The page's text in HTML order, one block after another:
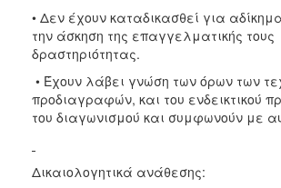
• Δεν έχουν καταδικασθεί για
την άσκηση της επαγγελματικής τους
δραστηριότητας.
• Έχουν λάβει γνώση των όρων των
προδιαγραφών, και του ενδεικτικού
του διαγωνισμού και συμφωνούν με
Δικαιολογητικά ανάθεσης: